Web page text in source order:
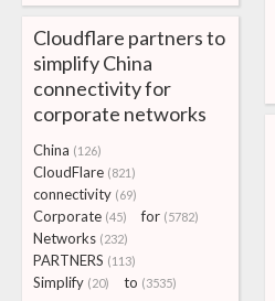
Cloudflare partners to
simplify China
connectivity for
corporate networks
China (126)
CloudFlare (821)
connectivity (69)
Corporate (45) for (5782)
Networks (232)
PARTNERS (113)
Simplify (20) to (3535)